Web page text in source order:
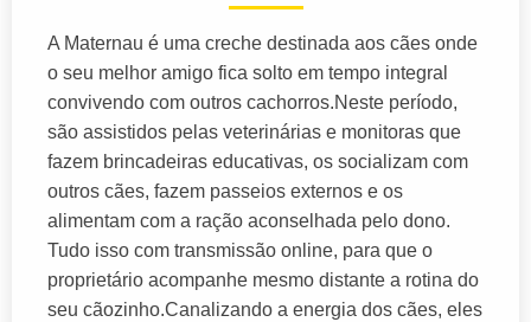
A Maternau é uma creche destinada aos cães onde
o seu melhor amigo fica solto em tempo integral
convivendo com outros cachorros.Neste período,
são assistidos pelas veterinárias e monitoras que
fazem brincadeiras educativas, os socializam com
outros cães, fazem passeios externos e os
alimentam com a ração aconselhada pelo dono.
Tudo isso com transmissão online, para que o
proprietário acompanhe mesmo distante a rotina do
seu cãozinho.Canalizando a energia dos cães, eles